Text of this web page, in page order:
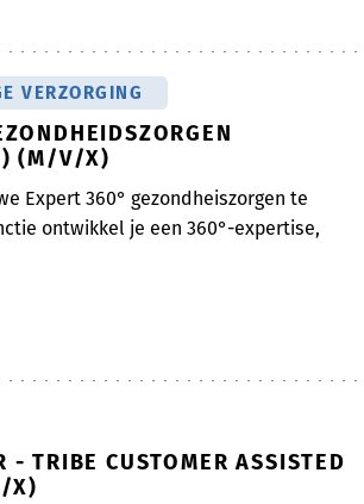
VERZORGING
(M/V/X)
Expert 360° gezondheiszorgen te
ontwikkel je een 360°-expertise,
- TRIBE CUSTOMER ASSISTED
X)